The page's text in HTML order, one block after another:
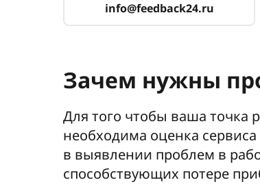
info@feedback24.ru
Зачем нужны
Для того чтобы ваша точка
необходима оценка
в выявлении проблем в
способствующих потере